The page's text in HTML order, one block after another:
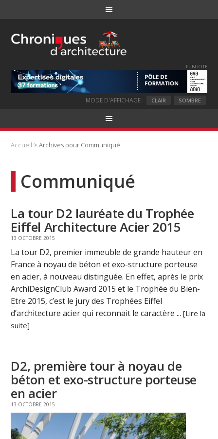
PUBLICITE
MODE D'AFFICHAGE : CLAIR SOMBRE
Accueil > Archives pour Communiqué
Communiqué
La tour D2 lauréate du Trophée
Eiffel Architecture Acier 2015
13 OCTOBRE 2015
La tour D2, premier immeuble de grande hauteur en
France à noyau de béton et exo-structure porteuse
en acier, à nouveau distinguée. En effet, après le prix
ArchiDesignClub Award 2015 et le Trophée du Bien-
Etre 2015, c’est le jury des Trophées Eiffel
d’architecture acier qui reconnait le caractère ...[Lire la
suite]
D2, première tour à noyau de
béton et exo-structure porteuse
en acier
13 OCTOBRE 2015